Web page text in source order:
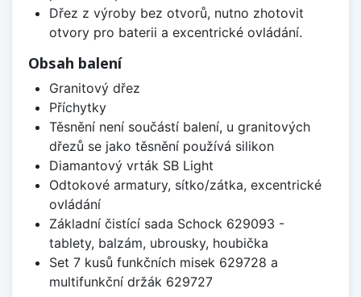
Dřez z výroby bez otvorů, nutno zhotovit
otvory pro baterii a excentrické ovládání.
Obsah balení
Granitový dřez
Příchytky
Těsnění není součástí balení, u granitových
dřezů se jako těsnění používá silikon
Diamantový vrták SB Light
Odtokové armatury, sítko/zátka, excentrické
ovládání
Základní čistící sada Schock 629093 -
tablety, balzám, ubrousky, houbička
Set 7 kusů funkčních misek 629728 a
multifunkční držák 629727